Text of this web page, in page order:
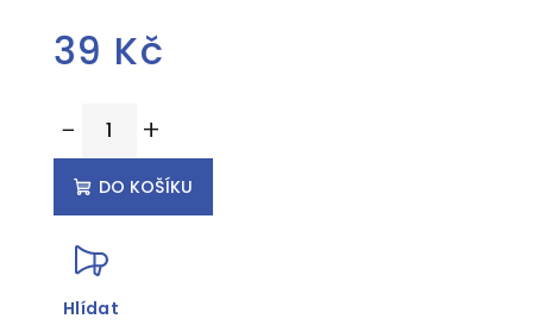
39 Kč
cena:
+
−
DO KOŠÍKU
Hlídat